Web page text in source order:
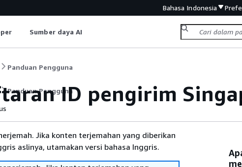
Bahasa Indonesia
Sumber daya AI
Panduan Pengguna
Panduan PenggunaID pengirim
Jika konten terjemahan yang diberikan
aslinya, utamakan versi bahasa Inggris.